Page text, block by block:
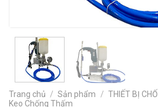
Trang chủ / Sản phẩm / THIẾT BỊ
Keo Chống Thấm